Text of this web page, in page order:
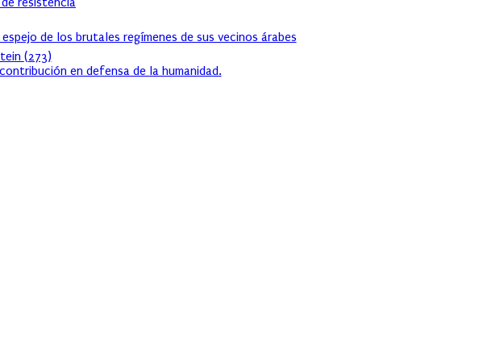
de los brutales regímenes de sus vecinos árabes
(273)
en defensa de la humanidad.